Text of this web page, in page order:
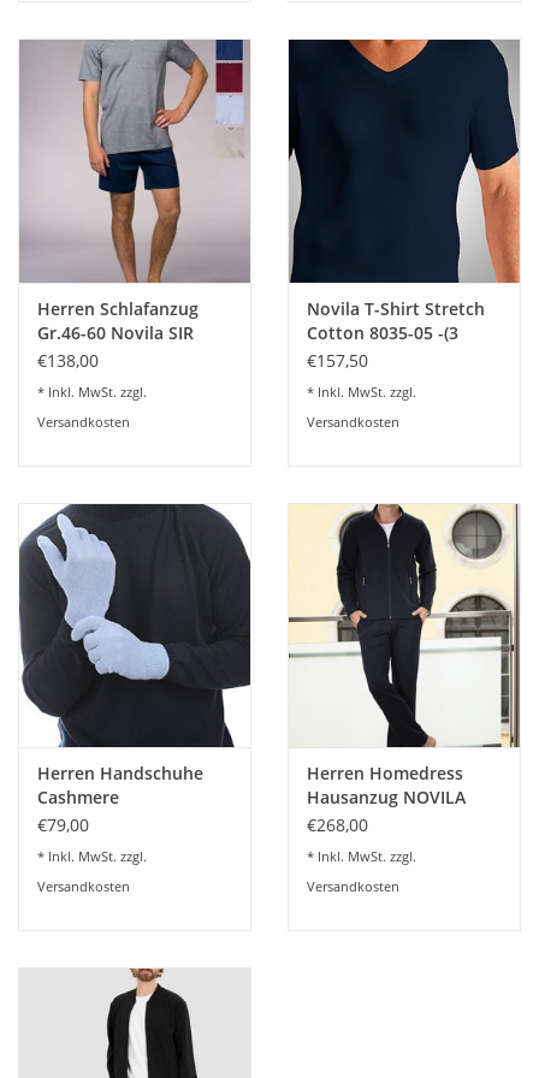
Herren Schlafanzug
Gr.46-60 Novila SIR
8590 kurz
€138,00
* Inkl. MwSt. zzgl.
Versandkosten
Novila T-Shirt Stretch
Cotton 8035-05 -(3
Stück im Set)
€157,50
* Inkl. MwSt. zzgl.
Versandkosten
Herren Handschuhe
Cashmere
€79,00
* Inkl. MwSt. zzgl.
Versandkosten
Herren Homedress
Hausanzug NOVILA
Mike 8203
€268,00
* Inkl. MwSt. zzgl.
Versandkosten